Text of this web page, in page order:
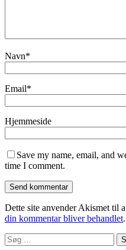
Navn*
Email*
Hjemmeside
Save my name, email, and
time I comment.
Dette site anvender Akismet til
din kommentar bliver behandlet.
Søg